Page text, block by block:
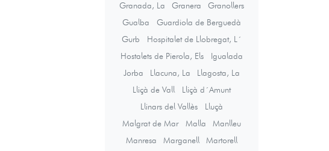
Granada, La
Granera
Granollers
Gualba
Guardiola de Berguedà
Gurb
Hospitalet de Llobregat, L´
Hostalets de Pierola, Els
Igualada
Jorba
Llacuna, La
Llagosta, La
Lliçà de Vall
Lliçà d´Amunt
Llinars del Vallès
Lluçà
Malgrat de Mar
Malla
Manlleu
Manresa
Marganell
Martorell